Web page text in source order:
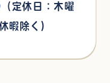
（定休日：木曜
休暇除く)